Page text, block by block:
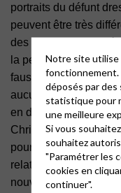
portraits du défunt
peuvent être très
des voisins, des
la personne décédée.
fausse, puisqu’il
aucune ne définit
en de même des
Christ. Jésus est le
pour
chacun de
relation que vous
nouvelle incroyable,
Notre site utilise
fonctionnement.
déposés par des
statistique pour
une meilleure
Si vous
souhaitez
"Paramétrer les
cookies en
continuer".